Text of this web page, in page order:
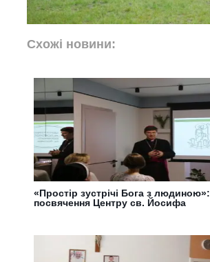
Схожі новини:
«Простір зустрічі Бога з людиною»:
посвячення Центру св. Йосифа